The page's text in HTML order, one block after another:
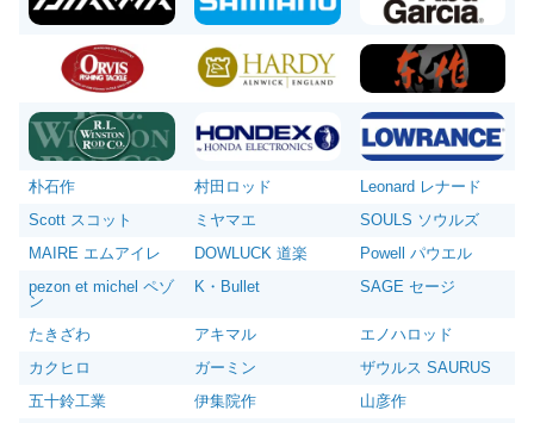
朴石作 村田ロッド
Leonard レナード
Scott スコット
ミヤマエ
SOULS ソウルズ
MAIRE エムアイレ
DOWLUCK 道楽
Powell パウエル
pezon et michel ペゾ
ン
K・Bullet SAGE セージ
たきざわ アキマル
エノハロッド
カクヒロ
ガーミン
ザウルス SAURUS
五十鈴工業
伊集院作
山彦作